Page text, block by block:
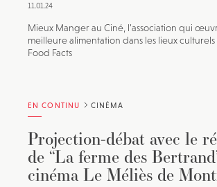
11.01.24
Mieux Manger au Ciné, l’association qui
meilleure alimentation dans les lieux culturels
Food Facts
EN CONTINU CINÉMA
Projection-débat avec le
de “La ferme des
cinéma Le Méliès de